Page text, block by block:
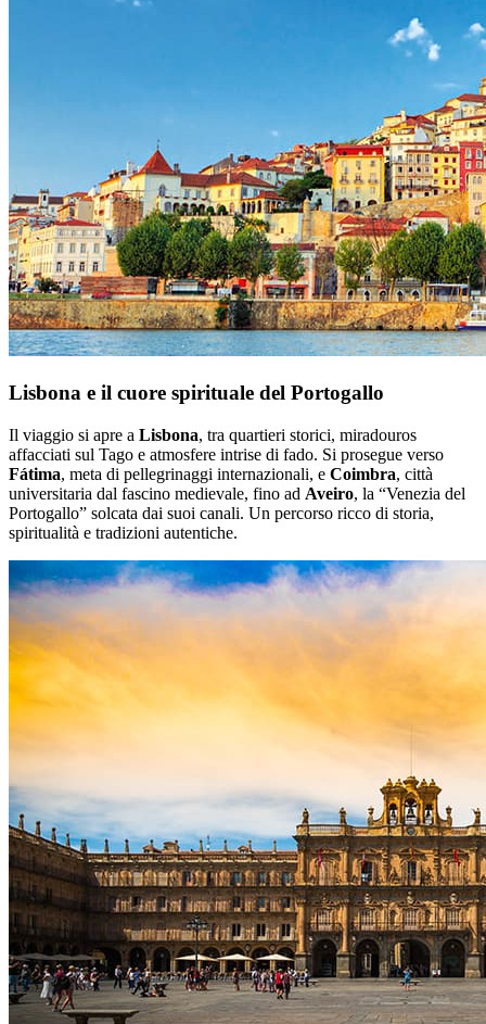
Lisbona e il cuore spirituale del Portogallo
Il viaggio si apre a Lisbona, tra quartieri storici, miradouros
affacciati sul Tago e atmosfere intrise di fado. Si prosegue verso
Fátima, meta di pellegrinaggi internazionali, e Coimbra, città
universitaria dal fascino medievale, fino ad Aveiro, la “Venezia del
Portogallo” solcata dai suoi canali. Un percorso ricco di storia,
spiritualità e tradizioni autentiche.